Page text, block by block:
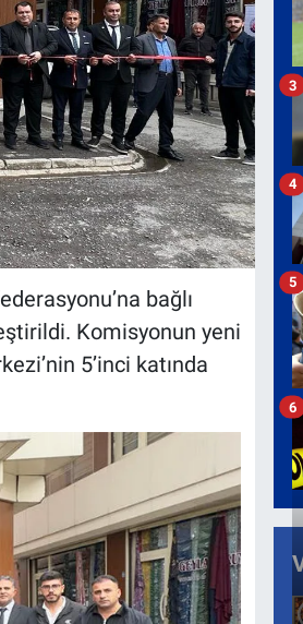
bağlı
Komisyonun yeni
5’inci katında
3
4
5
6